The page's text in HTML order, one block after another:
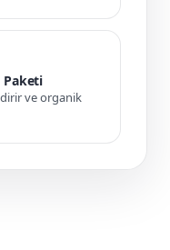
Paketi
ve organik